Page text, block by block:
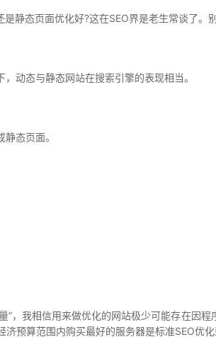
静态页面优化好?这在SEO界是老生常谈了。
动态与静态网站在搜索引擎的表现相当。
态页面。
”，我相信用来做优化的网站极少可能存在因
预算范围内购买最好的服务器是标准SEO优化